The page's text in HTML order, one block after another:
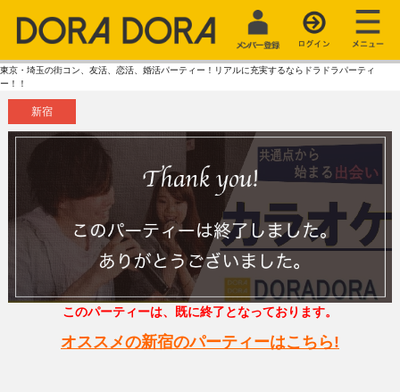
東京・埼玉の街コン、友活、恋活、婚活パーティー！リアルに充実するならドラドラパーティ
ー！！
新宿
このパーティーは、既に終了となっております。
オススメの新宿のパーティーはこちら!